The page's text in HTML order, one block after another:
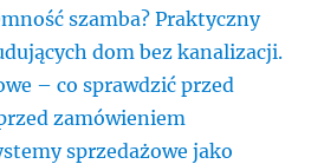
szamba? Praktyczny
dom bez kanalizacji.
– co sprawdzić przed
zamówieniem
sprzedażowe jako